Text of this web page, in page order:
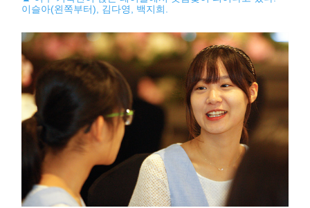
이슬아(왼쪽부터), 김다영, 백지희.